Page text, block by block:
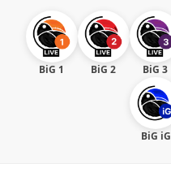
BiG 1 BiG 2 BiG 3
BiG iG